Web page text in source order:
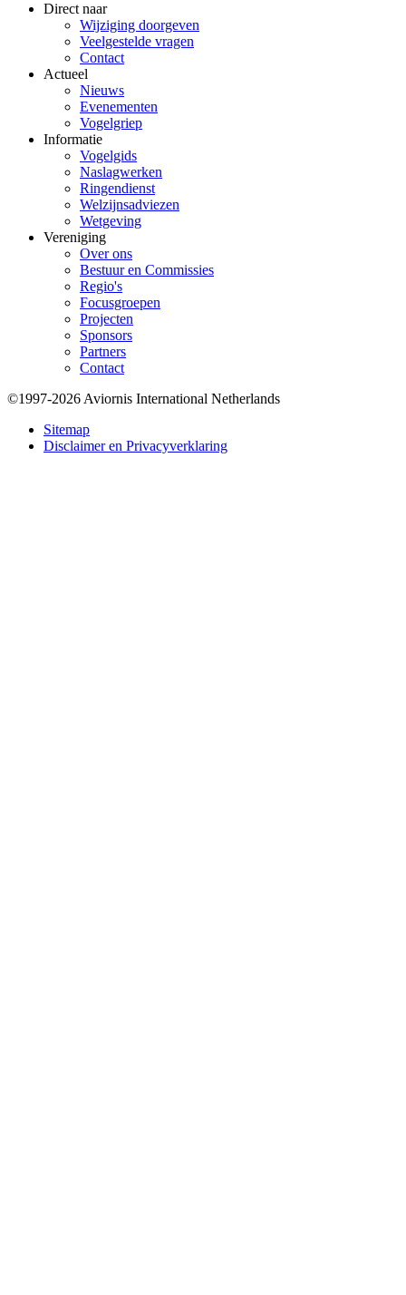
Direct naar
Wijziging doorgeven
Veelgestelde vragen
Contact
Actueel
Nieuws
Evenementen
Vogelgriep
Informatie
Vogelgids
Naslagwerken
Ringendienst
Welzijnsadviezen
Wetgeving
Vereniging
Over ons
Bestuur en Commissies
Regio's
Focusgroepen
Projecten
Sponsors
Partners
Contact
Bottom
©1997-2026 Aviornis International Netherlands
Sitemap
Disclaimer en Privacyverklaring